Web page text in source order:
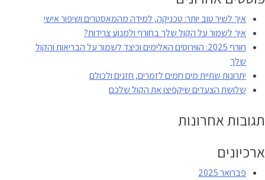
ותרגולים
מתחום
איך לשיר טוב יותר: טכניקה, למידה מהמאסטרים ושיפור אישי
איך לשמור על הקול שלך בחורף ולמנוע צרידות?
חורף 2025: הווירוסים האלימים וכיצד לשמור על הבריאות והקול
שלך
יתרונות שתיית מים חמים לזמרים, חזנים ולכולם
שלושת הצעדים שיקפיצו את הקול שלכם
תגובות אחרונות
ארכיונים
פברואר 2025